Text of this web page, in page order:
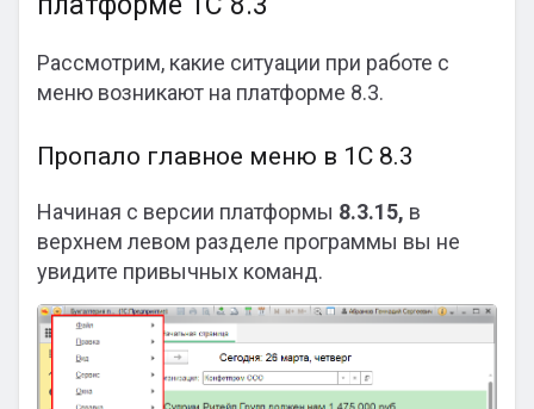
Рассмотрим, какие ситуации при работе с
меню возникают на платформе 8.3.
Пропало главное меню в 1С 8.3
Начиная с версии платформы 8.3.15, в
верхнем левом разделе программы вы не
увидите привычных команд.